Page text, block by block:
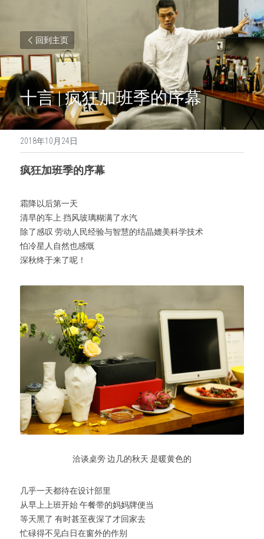
回到主页
十言 | 疯狂加班季的序幕
2018年10月24日
疯狂加班季的序幕
霜降以后第一天
清早的车上 挡风玻璃糊满了水汽
除了感叹 劳动人民经验与智慧的结晶媲美科学技术
怕冷星人自然也感慨
深秋终于来了呢！
洽谈桌旁 边几的秋天 是暖黄色的
几乎一天都待在设计部里
从早上上班开始 午餐带的妈妈牌便当
等天黑了 有时甚至夜深了才回家去
忙碌得不见白日在窗外的作别